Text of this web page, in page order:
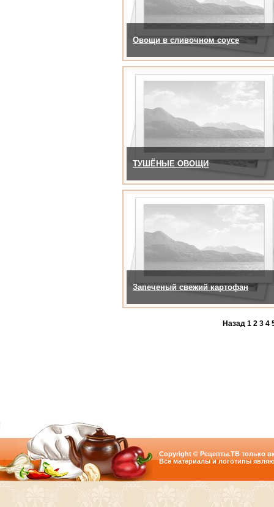
Овощи в сливочном соусе
ТУШЁНЫЕ ОВОЩИ
Запеченый свежий картофан
Назад 1 2 3 4
Copyright © Рецепты.ТВ только
Все материалы и логотипы